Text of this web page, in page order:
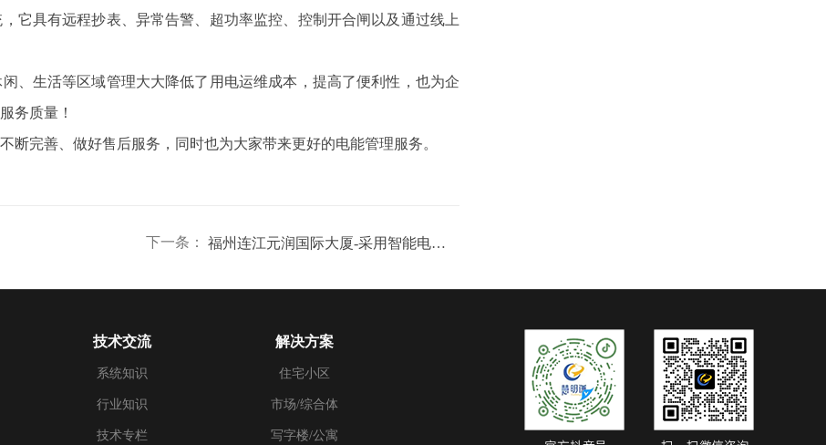
它具有远程抄表、异常告警、超功率监控、控制开合闸以及通过线上
、生活等区域管理大大降低了用电运维成本，提高了便利性，也为企
务质量！
完善、做好售后服务，同时也为大家带来更好的电能管理服务。
下一条： 福州连江元润国际大厦-采用智能电表接485通讯实现远程预付费抄表管理
技术交流
系统知识
行业知识
技术专栏
解决方案
住宅小区
市场/综合体
写字楼/公寓